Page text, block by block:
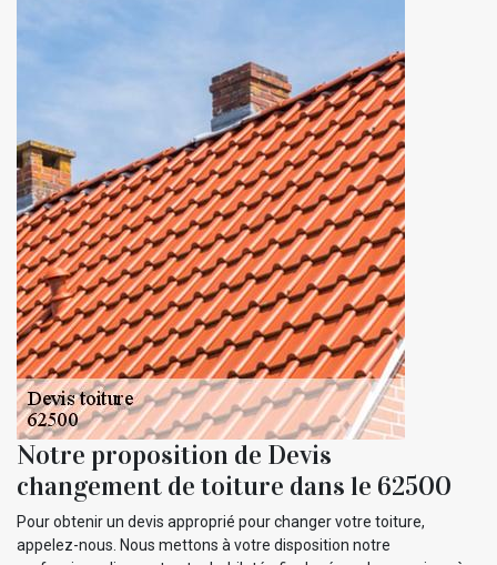
Notre proposition de Devis
changement de toiture dans le 62500
Pour obtenir un devis approprié pour changer votre toiture,
appelez-nous. Nous mettons à votre disposition notre